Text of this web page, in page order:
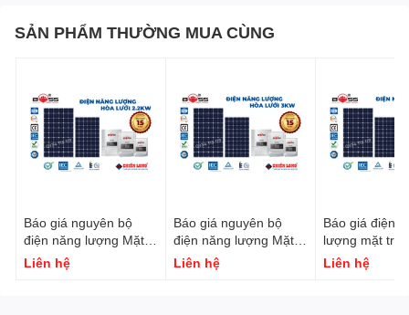
SẢN PHẨM THƯỜNG MUA CÙNG
Báo giá nguyên bộ
điện năng lượng Mặt
trời Hòa lưới 2.2KW
Liên hệ
Báo giá nguyên bộ
điện năng lượng Mặt
trời Hòa lưới 3KW
Liên hệ
Báo giá điện
lượng mặt trời
5Kw | Sản
hãng Giá rẻ
Liên hệ